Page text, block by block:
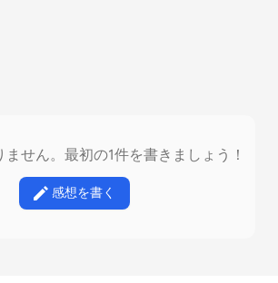
ません。最初の1件を書きましょう！
感想を書く